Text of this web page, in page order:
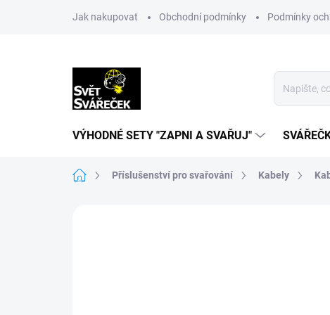
Jak nakupovat Obchodní podmínky Podmínky
VÝHODNÉ SETY "ZAPNI A SVAŘUJ"
Domů Příslušenství pro svařování Kabely